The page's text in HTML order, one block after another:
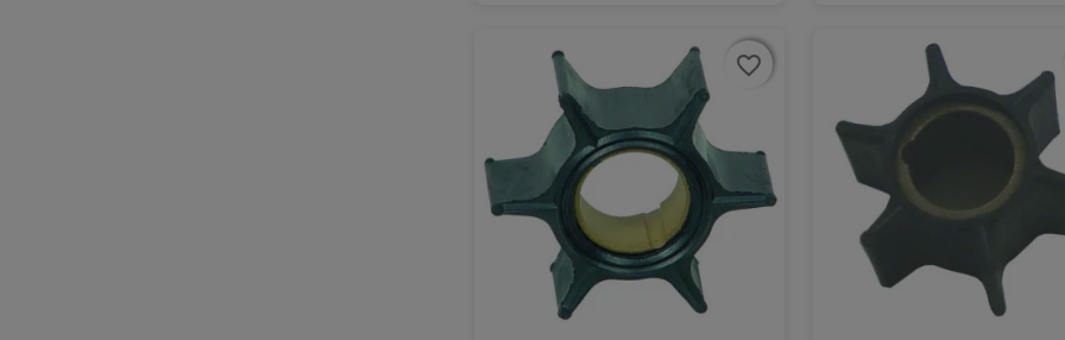
favorite_border
favorite_border